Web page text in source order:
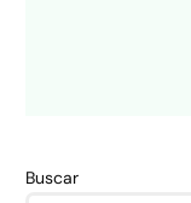
Buscar